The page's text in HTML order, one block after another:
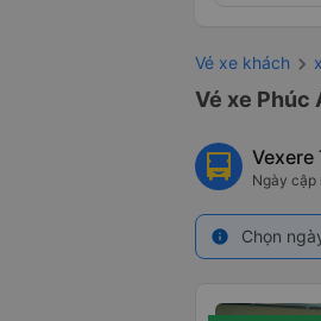
Vé xe khách
Vé xe Phúc
Vexere
Ngày
info Chọn